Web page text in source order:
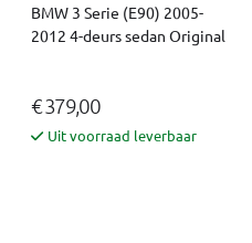
BMW 3 Serie (E90) 2005-
2012 4-deurs sedan Original
€ 379,00
Uit voorraad leverbaar